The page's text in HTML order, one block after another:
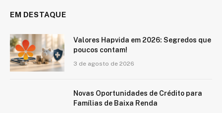
EM DESTAQUE
Valores Hapvida em 2026: Segredos que
poucos contam!
3 de agosto de 2026
Novas Oportunidades de Crédito para
Famílias de Baixa Renda